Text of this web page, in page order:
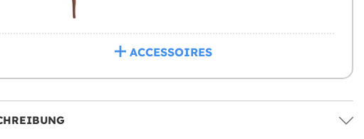
ACCESSOIRES